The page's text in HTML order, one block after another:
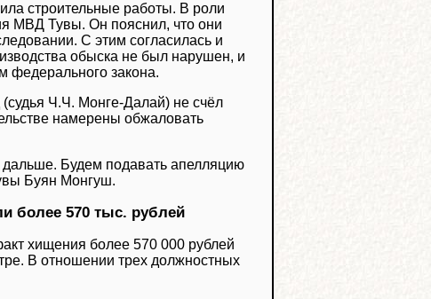
строительные работы. В роли
МВД Тувы. Он пояснил, что они
С этим согласилась и
обыска не был нарушен, и
федерального закона.
(судья Ч.Ч. Монге-Далай) не счёл
намерены обжаловать
Будем подавать апелляцию
Буян Монгуш.
более 570 тыс. рублей
хищения более 570 000 рублей
В отношении трех должностных